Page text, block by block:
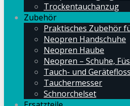
Trockentauchanzug
Zubehör
Praktisches Zubehör
Neopren Handschuhe
Neopren Haube
Neopren – Schuhe,
Tauch- und
Tauchermesser
Schnorchelset